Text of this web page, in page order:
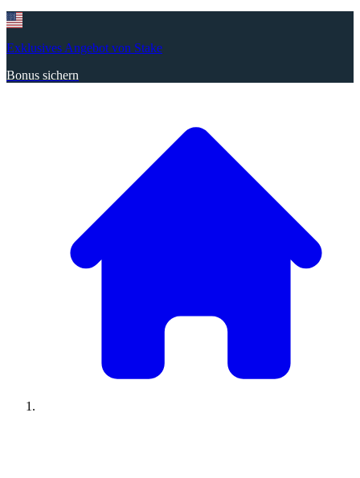
Exklusives Angebot von Stake
Bonus sichern